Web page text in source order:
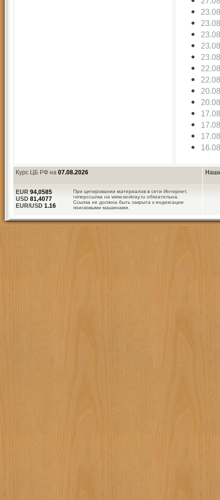
Курс ЦБ РФ на 07.08.2026
При цитировании материалов в сети Интернет,
гиперссылка на www.sevkray.ru обязательна.
Ссылка не должна быть закрыта к индексации
поисковыми машинами.
EUR 94,0585
USD 81,4077
EUR/USD 1.16